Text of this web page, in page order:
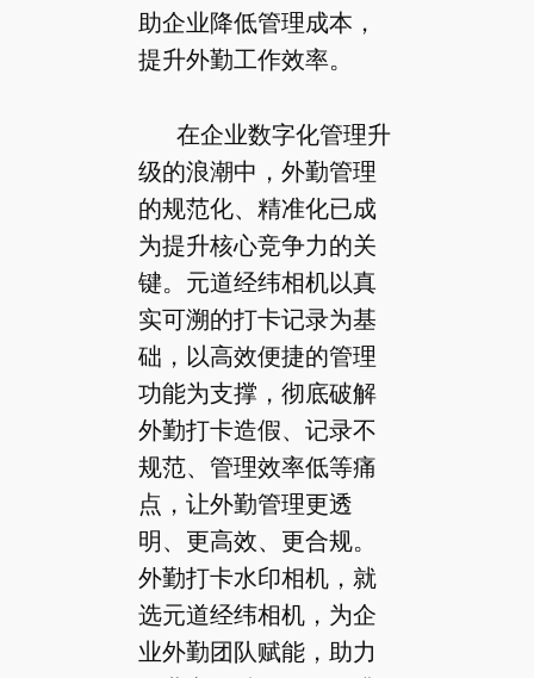
助企业降低管理成本，
提升外勤工作效率。
在企业数字化管理升
级的浪潮中，外勤管理
的规范化、精准化已成
为提升核心竞争力的关
键。元道经纬相机以真
实可溯的打卡记录为基
础，以高效便捷的管理
功能为支撑，彻底破解
外勤打卡造假、记录不
规范、管理效率低等痛
点，让外勤管理更透
明、更高效、更合规。
外勤打卡水印相机，就
选元道经纬相机，为企
业外勤团队赋能，助力